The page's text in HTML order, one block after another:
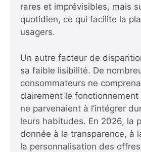
rares et imprévisibles, mais
quotidien, ce qui facilite la
usagers.
Un autre facteur de
sa faible lisibilité. De
consommateurs ne
clairement le
ne parvenaient à l’intégrer
leurs habitudes. En 2026, la
donnée à la transparence, à
la personnalisation des